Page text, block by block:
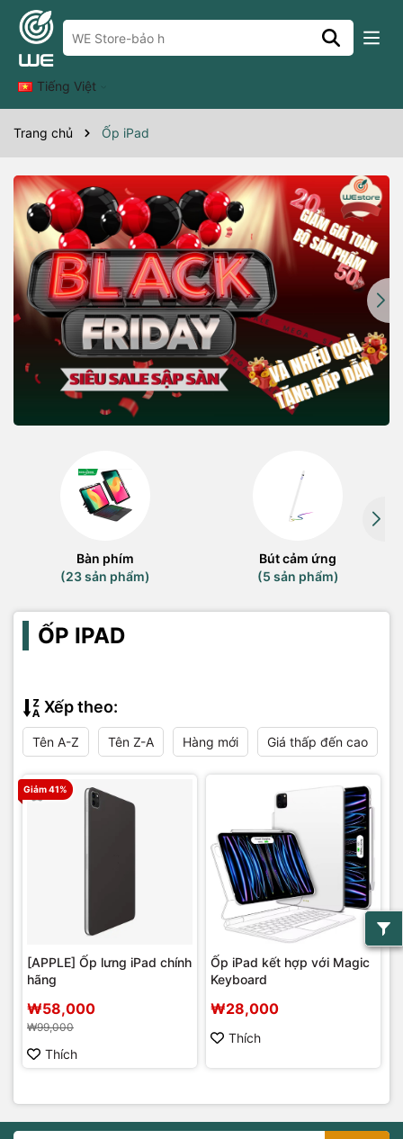
Tiếng Việt
Trang chủ Ốp iPad
Bàn phím
(23 sản phẩm)
Bút cảm ứng
(5 sản phẩm)
ỐP IPAD
Xếp theo:
Tên A-Z Tên Z-A Hàng mới Giá thấp đến cao
Giảm 41%
[APPLE] Ốp lưng iPad chính
hãng
₩58,000
₩99,000
Thích
Ốp iPad kết hợp với Magic
Keyboard
₩28,000
Thích